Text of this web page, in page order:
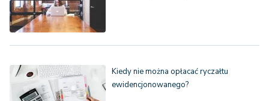
Kiedy nie można opłacać ryczałtu
ewidencjonowanego?